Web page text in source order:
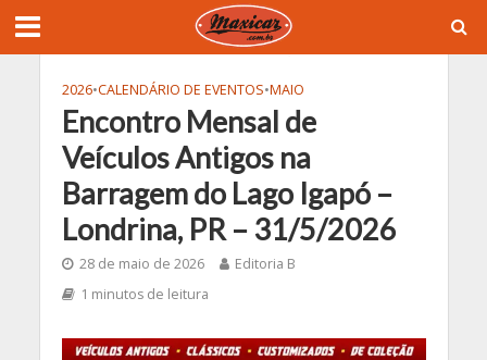
2026•CALENDÁRIO DE EVENTOS•MAIO
Encontro Mensal de
Veículos Antigos na
Barragem do Lago Igapó –
Londrina, PR – 31/5/2026
28 de maio de 2026
Editoria B
1 minutos de leitura